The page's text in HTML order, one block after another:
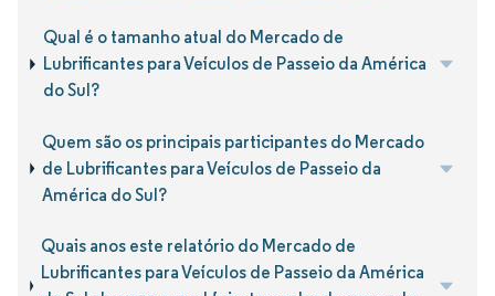
Qual é o tamanho atual do Mercado de
Lubrificantes para Veículos de Passeio da América
do Sul?
Quem são os principais participantes do Mercado
de Lubrificantes para Veículos de Passeio da
América do Sul?
Quais anos este relatório do Mercado de
Lubrificantes para Veículos de Passeio da América